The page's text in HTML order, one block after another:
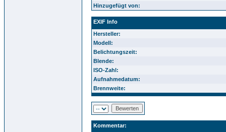
Hinzugefügt von:
EXIF Info
Hersteller:
Modell:
Belichtungszeit:
Blende:
ISO-Zahl:
Aufnahmedatum:
Brennweite:
Kommentar: